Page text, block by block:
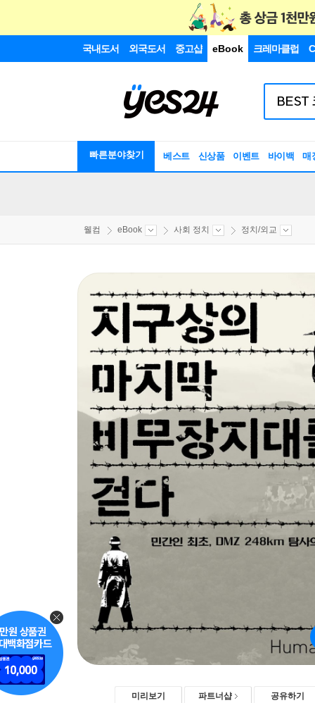
국내도서 외국도서 중고샵 eBook 크레마클럽
빠른분야찾기 베스트 신상품 이벤트 바이백 매
웰컴 eBook 사회 정치 정치/외교
미리보기 파트너샵 공유하기